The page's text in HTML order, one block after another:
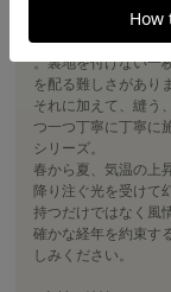
情が同居した、まさ
大の魅力
。裏地を付けない一
を配る難しさがあり
それに加えて、縫う
つ一つ丁寧に丁寧に
シリーズ。
春から夏、気温の上
降り注ぐ光を受けて
持つだけではなく風
確かな経年を約束す
しみください。